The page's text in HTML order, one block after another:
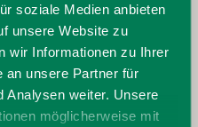
soziale Medien anbieten
unsere Website zu
wir Informationen zu Ihrer
an unsere Partner für
Analysen weiter. Unsere
möglicherweise mit